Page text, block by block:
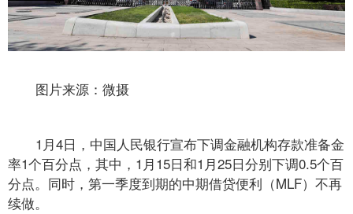
图片来源：微摄
1月4日，中国人民银行宣布下调金融机构存款准备金
率1个百分点，其中，1月15日和1月25日分别下调0.5个百
分点。同时，第一季度到期的中期借贷便利（MLF）不再
续做。